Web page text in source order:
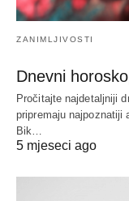
ZANIMLJIVOSTI
Dnevni
Pročitajte najdetaljniji
pripremaju najpoznatiji
Bik…
5 mjeseci ago